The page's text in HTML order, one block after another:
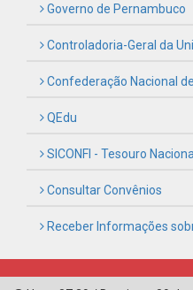
Governo de Pernambuco
Controladoria-Geral da
Confederação Nacional
QEdu
SICONFI - Tesouro Nacional
Consultar Convênios
Receber Informações